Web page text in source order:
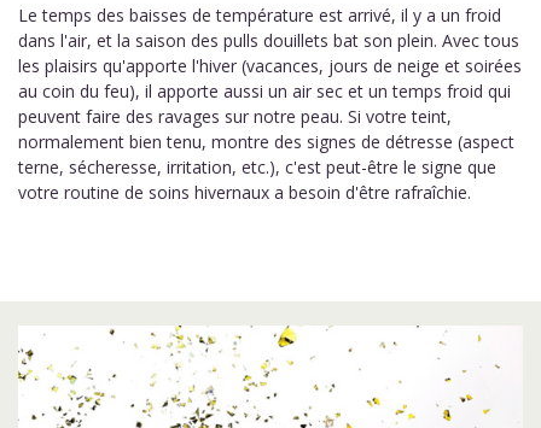
Le temps des baisses de température est arrivé, il y a un froid
dans l'air, et la saison des pulls douillets bat son plein. Avec tous
les plaisirs qu'apporte l'hiver (vacances, jours de neige et soirées
au coin du feu), il apporte aussi un air sec et un temps froid qui
peuvent faire des ravages sur notre peau. Si votre teint,
normalement bien tenu, montre des signes de détresse (aspect
terne, sécheresse, irritation, etc.), c'est peut-être le signe que
votre routine de soins hivernaux a besoin d'être rafraîchie.